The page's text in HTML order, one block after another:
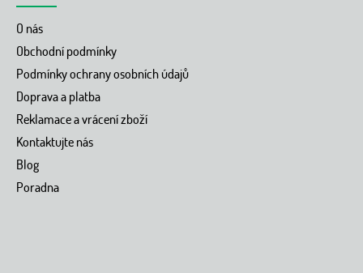
O nás
Obchodní podmínky
Podmínky ochrany osobních údajů
Doprava a platba
Reklamace a vrácení zboží
Kontaktujte nás
Blog
Poradna